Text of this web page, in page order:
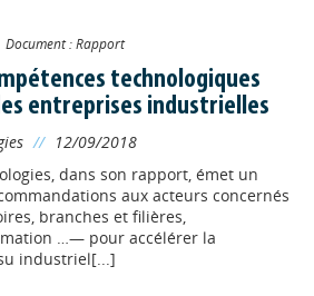
Document : Rapport
technologiques
entreprises industrielles
// 12/09/2018
dans son rapport, émet un
aux acteurs concernés
branches et filières,
…— pour accélérer la
industriel[...]